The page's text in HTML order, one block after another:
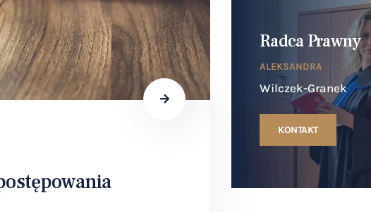
Radca Prawny
ALEKSANDRA
Wilczek-Granek
KONTAKT